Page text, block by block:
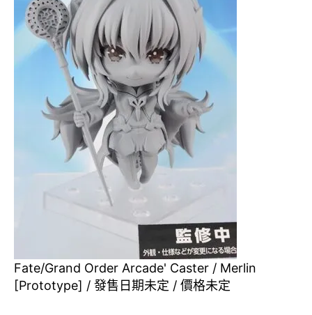
Fate/Grand Order Arcade' Caster / Merlin
[Prototype] / 發售日期未定 / 價格未定